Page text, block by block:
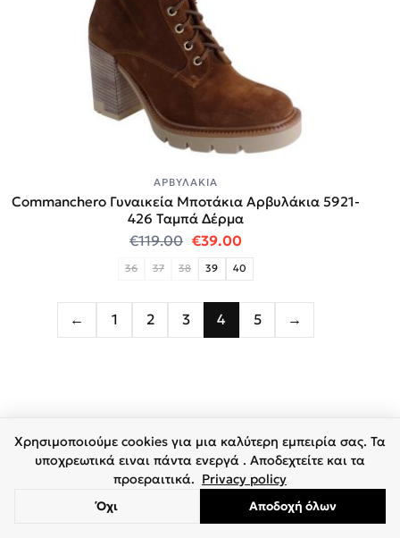
ΑΡΒΥΛΆΚΙΑ
Commanchero Γυναικεία Μποτάκια Αρβυλάκια 5921-
426 Ταμπά Δέρμα
€119.00 Original price was: €119.00.
€39.00Η τρέχουσα τιμή
36 37 38 39 40
← 1 2 3 4 5 →
Χρησιμοποιούμε cookies για μια καλύτερη εμπειρία σας. Τα
υποχρεωτικά ειναι πάντα ενεργά . Αποδεχτείτε και τα
προεραιτικά. Privacy policy
Όχι Αποδοχή όλων